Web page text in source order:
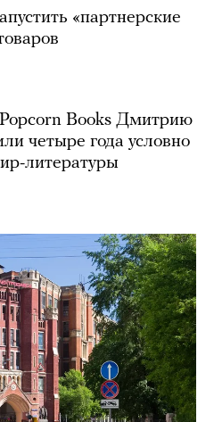
«партнерские
Books Дмитрию
четыре года условно
литературы